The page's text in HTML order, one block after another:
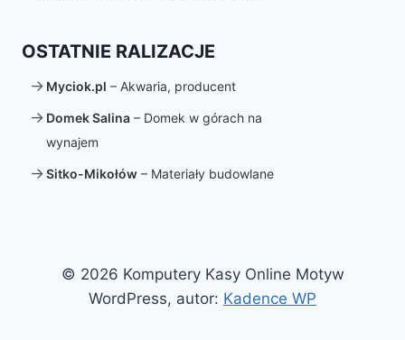
OSTATNIE RALIZACJE
Myciok.pl – Akwaria, producent
Domek Salina– Domek w górach na
wynajem
Sitko-Mikołów– Materiały budowlane
© 2026 Komputery Kasy Online Motyw
WordPress, autor: Kadence WP